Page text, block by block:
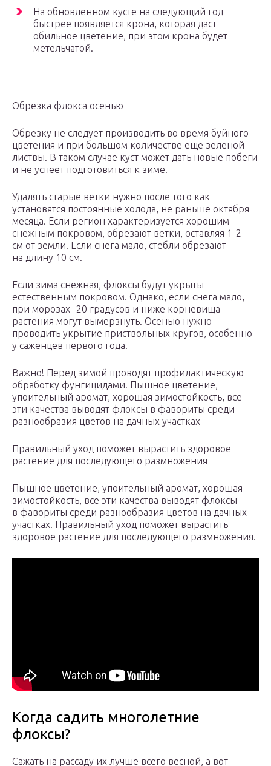
На обновленном кусте на следующий год
быстрее появляется крона, которая даст
обильное цветение, при этом крона будет
метельчатой.
Обрезка флокса осенью
Обрезку не следует производить во время буйного
цветения и при большом количестве еще зеленой
листвы. В таком случае куст может дать новые побеги
и не успеет подготовиться к зиме.
Удалять старые ветки нужно после того как
установятся постоянные холода, не раньше октября
месяца. Если регион характеризуется хорошим
снежным покровом, обрезают ветки, оставляя 1-2
см от земли. Если снега мало, стебли обрезают
на длину 10 см.
Если зима снежная, флоксы будут укрыты
естественным покровом. Однако, если снега мало,
при морозах -20 градусов и ниже корневища
растения могут вымерзнуть. Осенью нужно
проводить укрытие приствольных кругов, особенно
у саженцев первого года.
Важно! Перед зимой проводят профилактическую
обработку фунгицидами. Пышное цветение,
упоительный аромат, хорошая зимостойкость, все
эти качества выводят флоксы в фавориты среди
разнообразия цветов на дачных участках
Правильный уход поможет вырастить здоровое
растение для последующего размножения
Пышное цветение, упоительный аромат, хорошая
зимостойкость, все эти качества выводят флоксы
в фавориты среди разнообразия цветов на дачных
участках. Правильный уход поможет вырастить
здоровое растение для последующего размножения.
Когда садить многолетние
флоксы?
Сажать на рассаду их лучше всего весной, а вот